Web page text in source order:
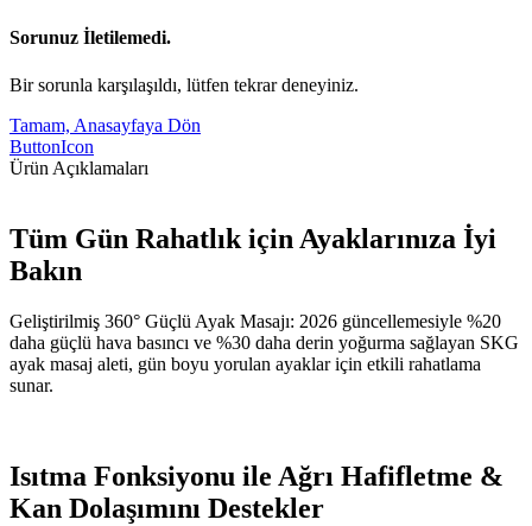
Sorunuz İletilemedi.
Bir sorunla karşılaşıldı, lütfen tekrar deneyiniz.
Tamam, Anasayfaya Dön
ButtonIcon
Ürün Açıklamaları
Tüm Gün Rahatlık için Ayaklarınıza İyi
Bakın
Geliştirilmiş 360° Güçlü Ayak Masajı: 2026 güncellemesiyle %20
daha güçlü hava basıncı ve %30 daha derin yoğurma sağlayan SKG
ayak masaj aleti, gün boyu yorulan ayaklar için etkili rahatlama
sunar.
Isıtma Fonksiyonu ile Ağrı Hafifletme &
Kan Dolaşımını Destekler